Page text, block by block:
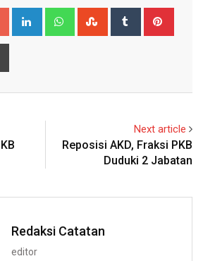
Google+ LinkedIn WhatsappStumbleUpon
Tumblr
Next article
Reposisi AKD, Fraksi PKB
Duduki 2 Jabatan
Redaksi Catatan
editor